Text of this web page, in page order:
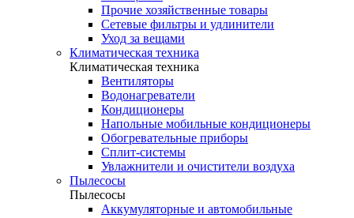
Прочие хозяйственные товары
Сетевые фильтры и удлинители
Уход за вещами
Климатическая техника
Климатическая техника
Вентиляторы
Водонагреватели
Кондиционеры
Напольные мобильные кондиционеры
Обогревательные приборы
Сплит-системы
Увлажнители и очистители воздуха
Пылесосы
Пылесосы
Аккумуляторные и автомобильные